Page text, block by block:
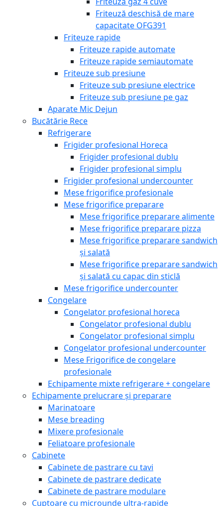
Friteuză deschisă de mare
capacitate OFG391
Friteuze rapide
Friteuze rapide automate
Friteuze rapide semiautomate
Friteuze sub presiune
Friteuze sub presiune electrice
Friteuze sub presiune pe gaz
Aparate Mic Dejun
Bucătărie Rece
Refrigerare
Frigider profesional Horeca
Frigider profesional dublu
Frigider profesional simplu
Frigider profesional undercounter
Mese frigorifice profesionale
Mese frigorifice preparare
Mese frigorifice preparare alimente
Mese frigorifice preparare pizza
Mese frigorifice preparare sandwich
și salată
Mese frigorifice preparare sandwich
și salată cu capac din sticlă
Mese frigorifice undercounter
Congelare
Congelator profesional horeca
Congelator profesional dublu
Congelator profesional simplu
Congelator profesional undercounter
Mese Frigorifice de congelare
profesionale
Echipamente mixte refrigerare + congelare
Echipamente prelucrare și preparare
Marinatoare
Mese breading
Mixere profesionale
Feliatoare profesionale
Cabinete
Cabinete de pastrare cu tavi
Cabinete de pastrare dedicate
Cabinete de pastrare modulare
Cuptoare cu microunde ultra-rapide